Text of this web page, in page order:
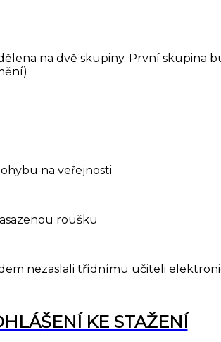
na dvě skupiny. První
na veřejnosti
roušku
nezaslali třídnímu učiteli
KE STAŽENÍ